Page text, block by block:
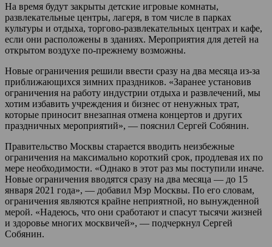
На время будут закрыты детские игровые комнаты,
развлекательные центры, лагеря, в том числе в парках
культуры и отдыха, торгово-развлекательных центрах и кафе,
если они расположены в зданиях. Мероприятия для детей на
открытом воздухе по-прежнему возможны.
Новые ограничения решили ввести сразу на два месяца из-за
приближающихся зимних праздников. «Заранее установив
ограничения на работу индустрии отдыха и развлечений, мы
хотим избавить учреждения и бизнес от ненужных трат,
которые приносит внезапная отмена концертов и других
праздничных мероприятий», — пояснил Сергей Собянин.
Правительство Москвы старается вводить неизбежные
ограничения на максимально короткий срок, продлевая их по
мере необходимости. «Однако в этот раз мы поступили иначе.
Новые ограничения вводятся сразу на два месяца — до 15
января 2021 года», — добавил Мэр Москвы. По его словам,
ограничения являются крайне неприятной, но вынужденной
мерой. «Надеюсь, что они сработают и спасут тысячи жизней
и здоровье многих москвичей», — подчеркнул Сергей
Собянин.